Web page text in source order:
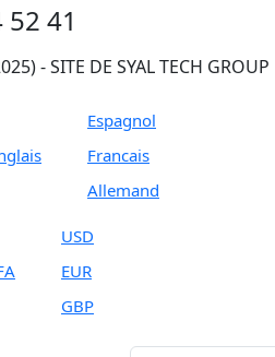
41
- SITE DE SYAL TECH GROUP
Espagnol
Francais
Allemand
USD
EUR
GBP